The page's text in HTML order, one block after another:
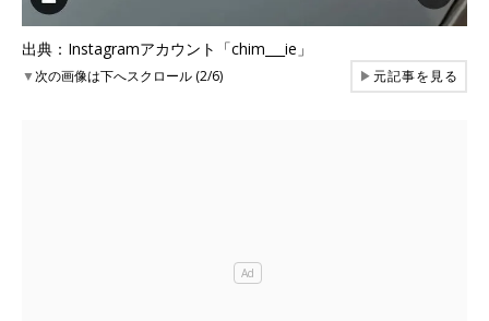
出典：Instagramアカウント「chim___ie」
▼次の画像は下へスクロール (2/6) ▶元記事を見る